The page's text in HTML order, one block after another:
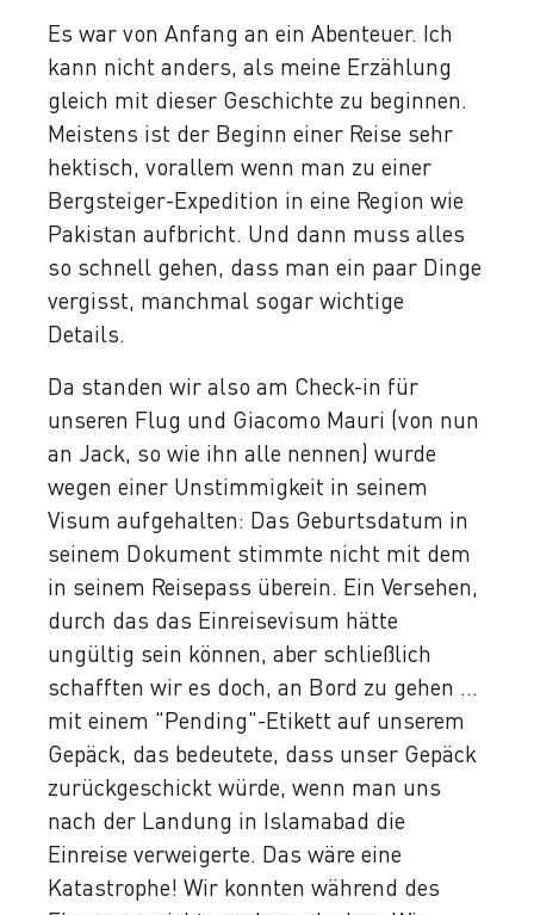
Es war von Anfang an ein Abenteuer. Ich
kann nicht anders, als meine Erzählung
gleich mit dieser Geschichte zu beginnen.
Meistens ist der Beginn einer Reise sehr
hektisch, vorallem wenn man zu einer
Bergsteiger-Expedition in eine Region wie
Pakistan aufbricht. Und dann muss alles
so schnell gehen, dass man ein paar Dinge
vergisst, manchmal sogar wichtige
Details.
Da standen wir also am Check-in für
unseren Flug und Giacomo Mauri (von nun
an Jack, so wie ihn alle nennen) wurde
wegen einer Unstimmigkeit in seinem
Visum aufgehalten: Das Geburtsdatum in
seinem Dokument stimmte nicht mit dem
in seinem Reisepass überein. Ein Versehen,
durch das das Einreisevisum hätte
ungültig sein können, aber schließlich
schafften wir es doch, an Bord zu gehen ...
mit einem "Pending"-Etikett auf unserem
Gepäck, das bedeutete, dass unser Gepäck
zurückgeschickt würde, wenn man uns
nach der Landung in Islamabad die
Einreise verweigerte. Das wäre eine
Katastrophe! Wir konnten während des